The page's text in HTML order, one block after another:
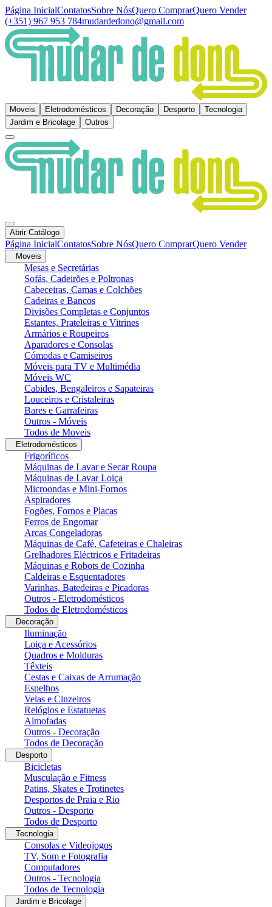
Página InicialContatosSobre NósQuero ComprarQuero Vender
(+351) 967 953 784mudardedono@gmail.com
Moveis Eletrodomésticos Decoração Desporto
Tecnologia
Jardim e Bricolage
Outros
Abrir Catálogo
Página InicialContatosSobre NósQuero ComprarQuero Vender
Moveis
Mesas e Secretárias
Sofás, Cadeirões e Poltronas
Cabeceiras, Camas e Colchões
Cadeiras e Bancos
Divisões Completas e Conjuntos
Estantes, Prateleiras e Vitrines
Armários e Roupeiros
Aparadores e Consolas
Cómodas e Camiseiros
Móveis para TV e Multimédia
Móveis WC
Cabides, Bengaleiros e Sapateiras
Louceiros e Cristaleiras
Bares e Garrafeiras
Outros - Móveis
Todos de Moveis
Eletrodomésticos
Frigoríficos
Máquinas de Lavar e Secar Roupa
Máquinas de Lavar Loiça
Microondas e Mini-Fornos
Aspiradores
Fogões, Fornos e Placas
Ferros de Engomar
Arcas Congeladoras
Máquinas de Café, Cafeteiras e Chaleiras
Grelhadores Eléctricos e Fritadeiras
Máquinas e Robots de Cozinha
Caldeiras e Esquentadores
Varinhas, Batedeiras e Picadoras
Outros - Eletrodomésticos
Todos de Eletrodomésticos
Decoração
Iluminação
Loiça e Acessórios
Quadros e Molduras
Têxteis
Cestas e Caixas de Arrumação
Espelhos
Velas e Cinzeiros
Relógios e Estatuetas
Almofadas
Outros - Decoração
Todos de Decoração
Desporto
Bicicletas
Musculação e Fitness
Patins, Skates e Trotinetes
Desportos de Praia e Rio
Outros - Desporto
Todos de Desporto
Tecnologia
Consolas e Videojogos
TV, Som e Fotografia
Computadores
Outros - Tecnologia
Todos de Tecnologia
Jardim e Bricolage